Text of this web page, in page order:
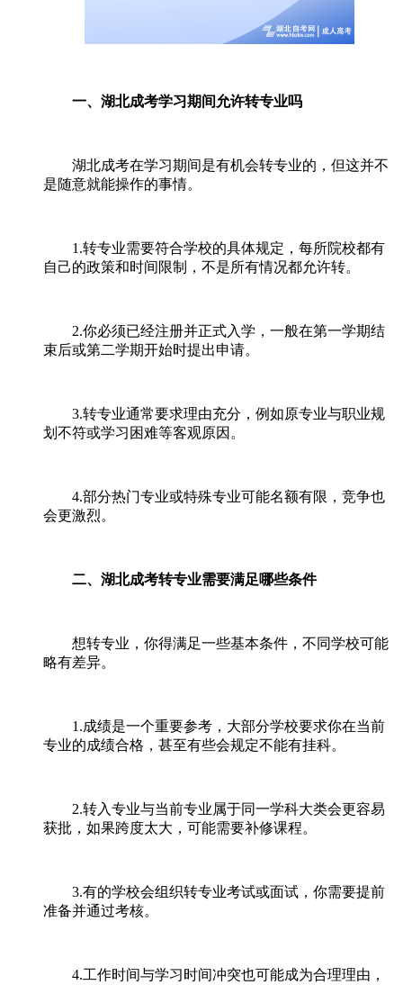
一、湖北成考学习期间允许转专业吗
湖北成考在学习期间是有机会转专业的，但这并不
是随意就能操作的事情。
1.转专业需要符合学校的具体规定，每所院校都有
自己的政策和时间限制，不是所有情况都允许转。
2.你必须已经注册并正式入学，一般在第一学期结
束后或第二学期开始时提出申请。
3.转专业通常要求理由充分，例如原专业与职业规
划不符或学习困难等客观原因。
4.部分热门专业或特殊专业可能名额有限，竞争也
会更激烈。
二、湖北成考转专业需要满足哪些条件
想转专业，你得满足一些基本条件，不同学校可能
略有差异。
1.成绩是一个重要参考，大部分学校要求你在当前
专业的成绩合格，甚至有些会规定不能有挂科。
2.转入专业与当前专业属于同一学科大类会更容易
获批，如果跨度太大，可能需要补修课程。
3.有的学校会组织转专业考试或面试，你需要提前
准备并通过考核。
4.工作时间与学习时间冲突也可能成为合理理由，